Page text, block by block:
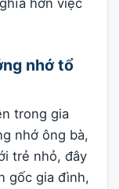
nhớ tổ
trong gia
nhớ ông bà,
trẻ nhỏ, đây
gốc gia đình,